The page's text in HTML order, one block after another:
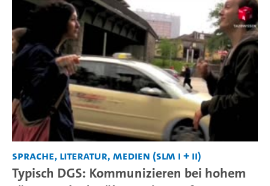
Sprache, Literatur, Medien (SLM I + II)
Typisch DGS: Kommunizieren bei hohem